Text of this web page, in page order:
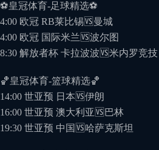
⚽️皇冠体育-足球精选⚽️
4:00 欧冠 RB莱比锡🆚曼城
4:00 欧冠 国际米兰🆚波尔图
8:30 解放者杯 卡拉波波🆚米内罗竞技
🏀皇冠体育-篮球精选🏀
14:00 世亚预 日本🆚伊朗
16:00 世亚预 澳大利亚🆚巴林
19:30 世亚预 中国🆚哈萨克斯坦